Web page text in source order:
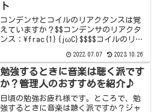
ト
コンデンサとコイルのリアクタンスは覚
えていますか？$$コンデンサのリアクタ
ンス：\frac{1}{jωC}$$$$コイルのリア
ていると、頻繁に使う必須の公式ですよ
ね。しかし、分母と分子がどっちだっけ
っ...
2022.07.07 2023.10.26
勉強するときに音楽は聴く派です
か？管理人のおすすめを紹介♪
日頃の勉強お疲れ様です。ところで、勉
強するときに音楽は聴く派ですか？ジャ